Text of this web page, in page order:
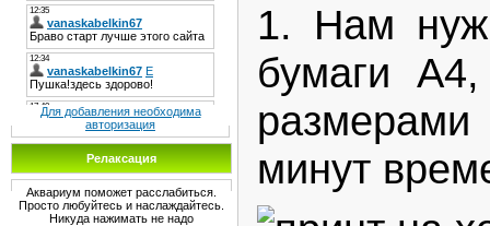
Для добавления необходима
авторизация
Релаксация
Аквариум поможет расслабиться.
Просто любуйтесь и наслаждайтесь.
Никуда нажимать не надо
1. Нам
бумаги
минут